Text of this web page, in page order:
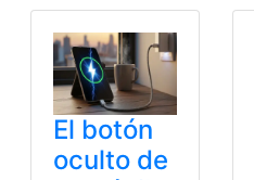
El botón
oculto de